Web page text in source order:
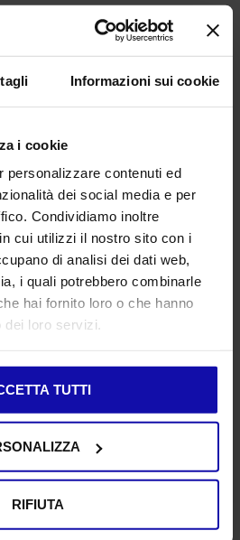
Informazioni sui cookie
i cookie
personalizzare contenuti ed
dei social media e per
Condividiamo inoltre
cui utilizzi il nostro sito con i
di analisi dei dati web,
i quali potrebbero combinarle
hai fornito loro o che hanno
dei loro servizi.
TUTTI
RIFIUTA
alle esigenze del
ti permettano di
expertise.
Utilizza la tua lista
e altre piattaforme social per
webinar.
la partecipazione
attraverso sondaggi,
di digital marketing nel
gestire e nutrire i lead in